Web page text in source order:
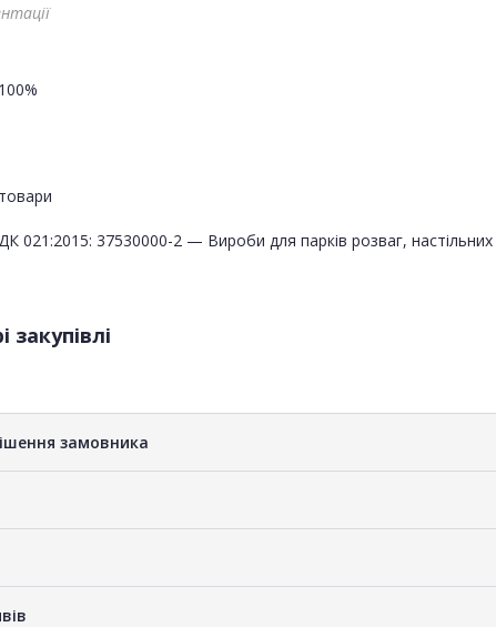
100%
товари
021:2015: 37530000-2 — Вироби для парків розваг, настільних
замовника